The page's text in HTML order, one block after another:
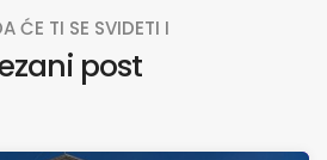
ĆE TI SE SVIDETI I
post